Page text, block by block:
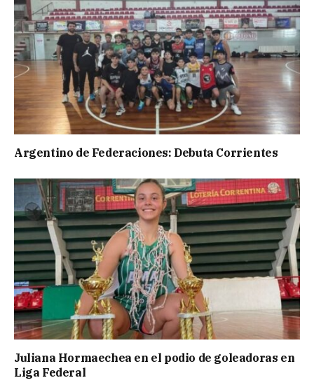
Argentino de Federaciones: Debuta Corrientes
Juliana Hormaechea en el podio de goleadoras en
Liga Federal